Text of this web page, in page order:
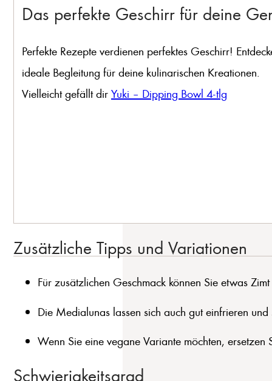
Das perfekte Geschirr für deine
Perfekte Rezepte verdienen perfektes Geschirr!
ideale Begleitung für deine kulinarischen Kreationen.
Vielleicht gefällt dir Yuki – Dipping Bowl 4-tlg
Zusätzliche Tipps und Variationen
Für zusätzlichen Geschmack können Sie etwas
Die Medialunas lassen sich auch gut einfrieren
Wenn Sie eine vegane Variante möchten,
Schwierigkeitsgrad